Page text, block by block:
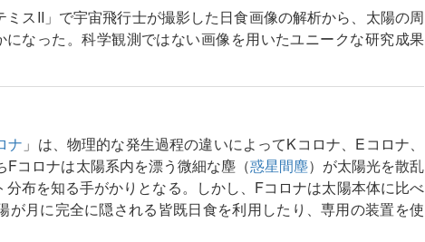
スII」で宇宙飛行士が撮影した日食画像の解析から、太陽の周
なった。科学観測ではない画像を用いたユニークな研究成果
ナ 」は、物理的な発生過程の違いによってKコロナ、Eコロナ、
コロナは太陽系内を漂う微細な塵（惑星間塵）が太陽光を散乱
布を知る手がかりとなる。しかし、Fコロナは太陽本体に比べ
が月に完全に隠される皆既日食を利用したり、専用の装置を使